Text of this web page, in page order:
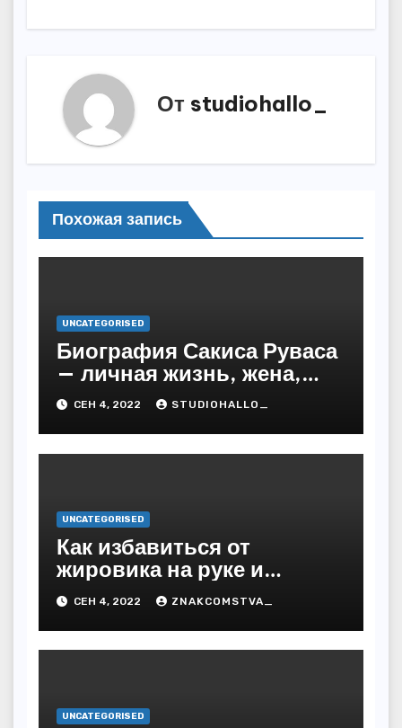
От studiohallo_
Похожая запись
UNCATEGORISED
Биография Сакиса Руваса
— личная жизнь, жена,
дети. Главные моменты в
жизни и карьере
греческого певца
СЕН 4, 2022 STUDIOHALLO_
UNCATEGORISED
Как избавиться от
жировика на руке и
предупредить
последствия
СЕН 4, 2022 ZNAKCOMSTVA_
UNCATEGORISED